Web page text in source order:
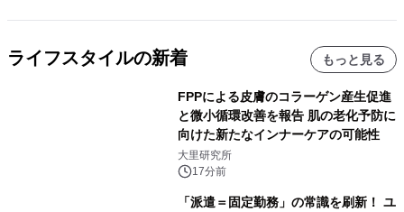
ライフスタイルの新着 もっと見る
FPPによる皮膚のコラーゲン産生促進
と微小循環改善を報告 肌の老化予防に
向けた新たなインナーケアの可能性
大里研究所
17分前
「派遣＝固定勤務」の常識を刷新！ ユ